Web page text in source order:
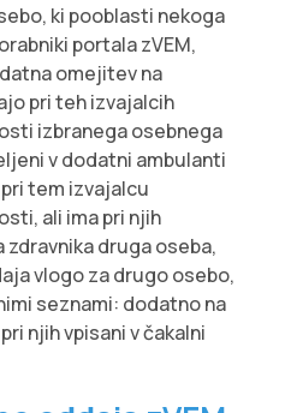
ki pooblasti nekoga
portala zVEM,
omejitev na
pri teh izvajalcih
izbranega osebnega
v dodatni ambulanti
tem izvajalcu
ali ima pri njih
druga oseba,
vlogo za drugo osebo,
seznami: dodatno na
njih vpisani v čakalni